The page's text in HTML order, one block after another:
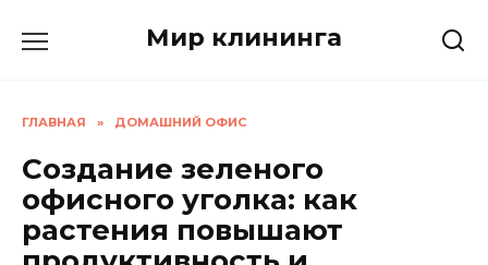
Мир клининга
ГЛАВНАЯ » ДОМАШНИЙ ОФИС
Создание зеленого
офисного уголка: как
растения повышают